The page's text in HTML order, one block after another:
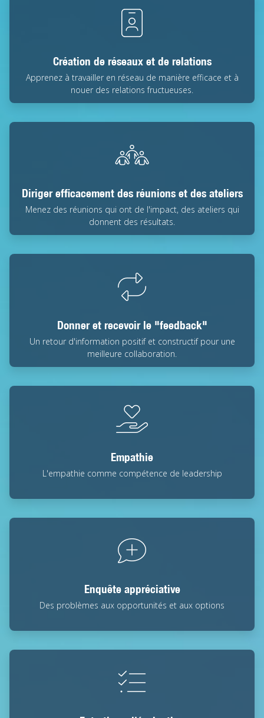
Création de réseaux et de relations
Apprenez à travailler en réseau de manière efficace et à
nouer des relations fructueuses.
Diriger efficacement des réunions et des ateliers
Menez des réunions qui ont de l'impact, des ateliers qui
donnent des résultats.
Donner et recevoir le "feedback"
Un retour d'information positif et constructif pour une
meilleure collaboration.
Empathie
L'empathie comme compétence de leadership
Enquête appréciative
Des problèmes aux opportunités et aux options